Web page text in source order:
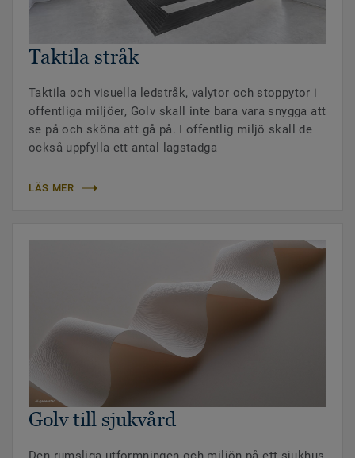
Taktila stråk
Taktila och visuella ledstråk, valytor och stoppytor i
offentliga miljöer, Golv skall inte bara vara snygga att
se på och sköna att gå på. I offentlig miljö skall de
också uppfylla ett antal lagstadga
LÄS MER
Golv till sjukvård